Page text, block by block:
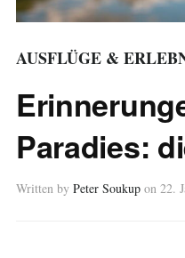
AUSFLÜGE &
Paradies:
Written by Peter Soukup on 22.